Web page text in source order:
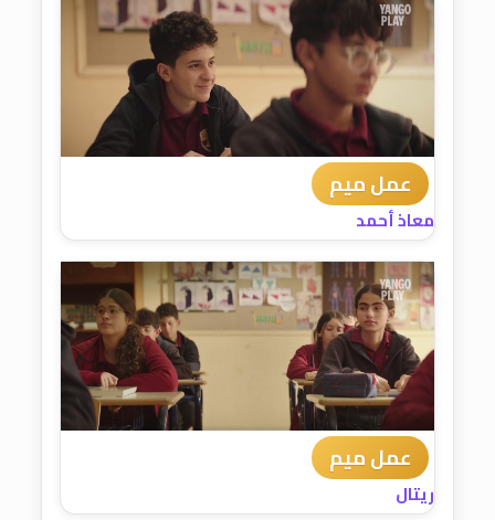
عمل ميم
معاذ أحمد
عمل ميم
ريتال